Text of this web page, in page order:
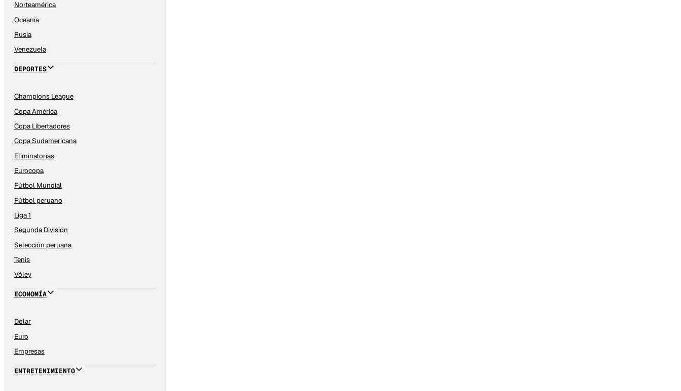
Norteamérica
Oceanía
Rusia
Venezuela
DEPORTES
Champions League
Copa América
Copa Libertadores
Copa Sudamericana
Eliminatorias
Eurocopa
Fútbol Mundial
Fútbol peruano
Liga 1
Segunda División
Selección peruana
Tenis
Vóley
ECONOMÍA
Dólar
Euro
Empresas
ENTRETENIMIENTO